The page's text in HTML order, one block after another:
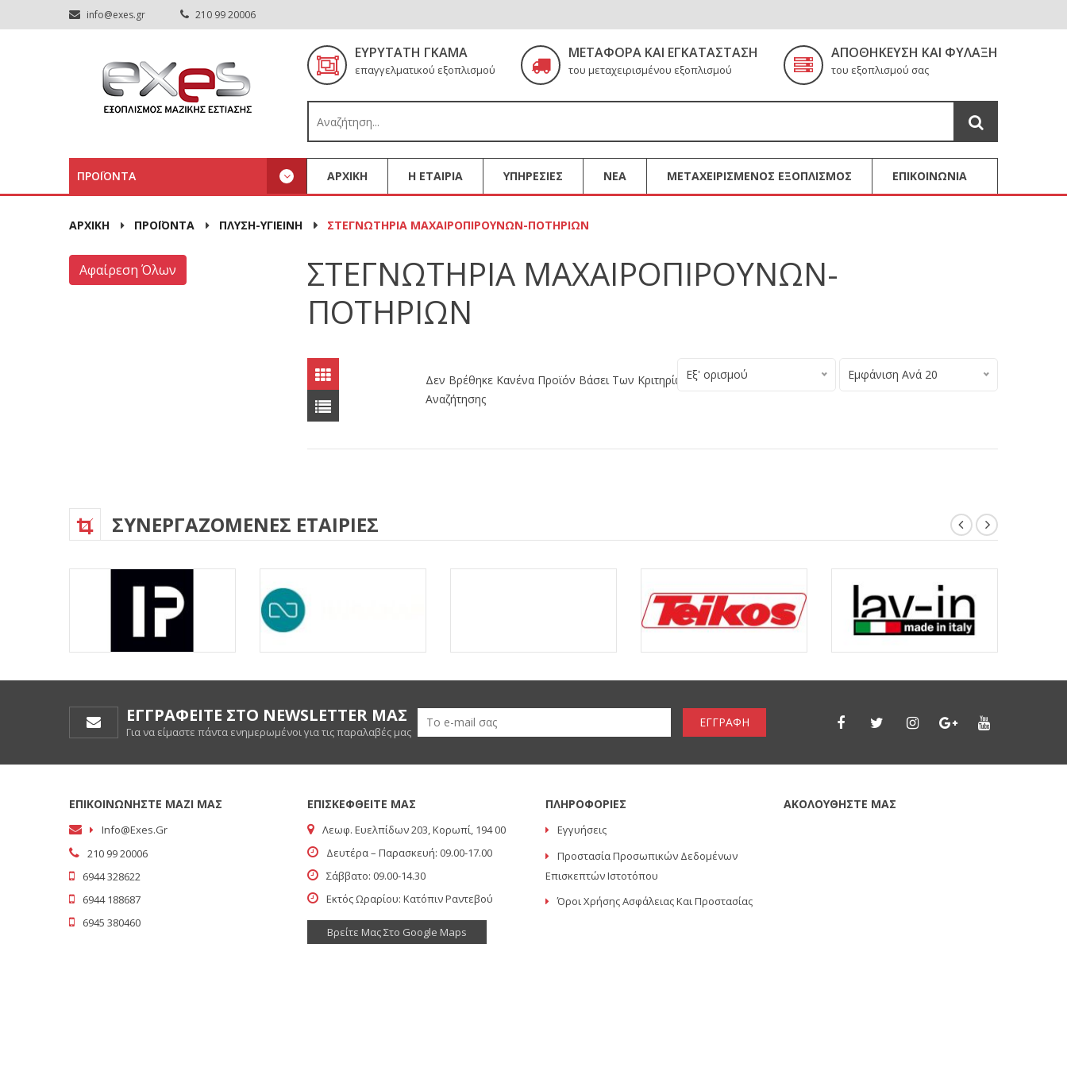
info@exes.gr 210 99 20006
ΕΥΡΎΤΑΤΗ ΓΚΆΜΑ
επαγγελματικού εξοπλισμού
ΜΕΤΑΦΟΡΆ ΚΑΙ ΕΓΚΑΤΆΣΤΑΣΗ
του μεταχειρισμένου εξοπλισμού
ΑΠΟΘΉΚΕΥΣΗ ΚΑΙ ΦΎΛΑΞΗ
του εξοπλισμού σας
ΠΡΟΪΟΝΤΑ ΑΡΧΙΚΗ Η ΕΤΑΙΡΙΑ ΥΠΗΡΕΣΙΕΣ ΝΕΑ ΜΕΤΑΧΕΙΡΙΣΜΕΝΟΣ ΕΞΟΠΛΙΣΜΟΣ ΕΠΙΚΟΙΝΩΝΙΑ
ΑΡΧΙΚΉ ΠΡΟΪΟΝΤΑ ΠΛΥΣΗ-ΥΓΙΕΙΝΗ ΣΤΕΓΝΩΤΗΡΙΑ ΜΑΧΑΙΡΟΠΙΡΟΥΝΩΝ-ΠΟΤΗΡΙΩΝ
Αφαίρεση Όλων
ΣΤΕΓΝΩΤΗΡΙΑ ΜΑΧΑΙΡΟΠΙΡΟΥΝΩΝ-
ΠΟΤΗΡΙΩΝ
Δεν Βρέθηκε Κανένα Προϊόν Βάσει Των Κριτηρίων
Αναζήτησης
Εξ' ορισμού Εμφάνιση Ανά 20
ΣΥΝΕΡΓΑΖΟΜΕΝΕΣ ΕΤΑΙΡΙΕΣ
ΕΓΓΡΑΦΕΙΤΕ ΣΤΟ NEWSLETTER ΜΑΣ
Για να είμαστε πάντα ενημερωμένοι για τις παραλαβές μας
ΕΓΓΡΑΦΗ
ΕΠΙΚΟΙΝΩΝΗΣΤΕ ΜΑΖΙ ΜΑΣ
Info@exes.gr
210 99 20006
6944 328622
6944 188687
6945 380460
ΕΠΙΣΚΕΦΘΕΙΤΕ ΜΑΣ
Λεωφ. Ευελπίδων 203, Κορωπί, 194 00
Δευτέρα – Παρασκευή: 09.00-17.00
Σάββατο: 09.00-14.30
Εκτός Ωραρίου: Κατόπιν Ραντεβού
Βρείτε Μας Στο Google Maps
ΠΛΗΡΟΦΟΡΙΕΣ
Εγγυήσεις
Προστασία Προσωπικών Δεδομένων
Επισκεπτών Ιστοτόπου
Όροι Χρήσης Ασφάλειας Και Προστασίας
ΑΚΟΛΟΥΘΗΣΤΕ ΜΑΣ